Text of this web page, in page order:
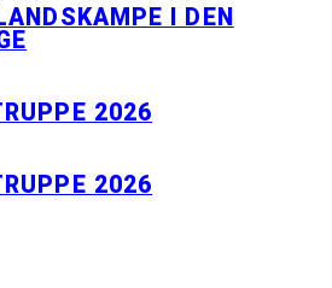
I DEN
2026
2026